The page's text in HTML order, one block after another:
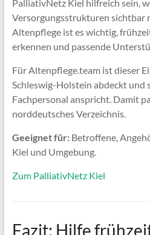
PalliativNetz Kiel hilfreich sein,
Versorgungsstrukturen sichtbar
Altenpflege ist es wichtig,
erkennen und passende
Für Altenpflege.team ist dieser
Schleswig-Holstein abdeckt und
Fachpersonal anspricht. Damit
norddeutsches Verzeichnis.
Geeignet für:Betroffene,
Kiel und Umgebung.
Zum PalliativNetz Kiel
Fazit: Hilfe